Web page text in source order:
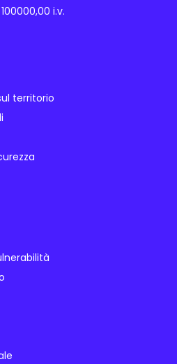
i.v.
territorio